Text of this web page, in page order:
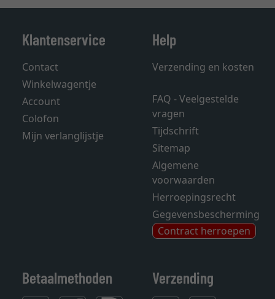
Klantenservice
Contact
Winkelwagentje
Account
Colofon
Mijn verlanglijstje
Help
Verzending en kosten
FAQ - Veelgestelde
vragen
Tijdschrift
Sitemap
Algemene
voorwaarden
Herroepingsrecht
Gegevensbescherming
Contract herroepen
Betaalmethoden Verzending